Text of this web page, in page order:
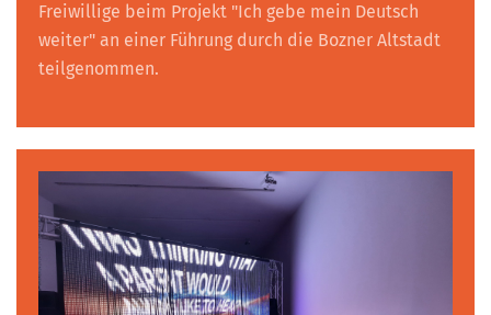
Freiwillige beim Projekt "Ich gebe mein Deutsch
weiter" an einer Führung durch die Bozner Altstadt
teilgenommen.